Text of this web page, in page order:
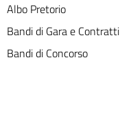
Albo Pretorio
Bandi di Gara e Contratti
Bandi di Concorso